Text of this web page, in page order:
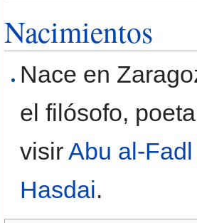
Nacimientos
Nace en
el filósofo,
visirAbu al-
Hasdai.